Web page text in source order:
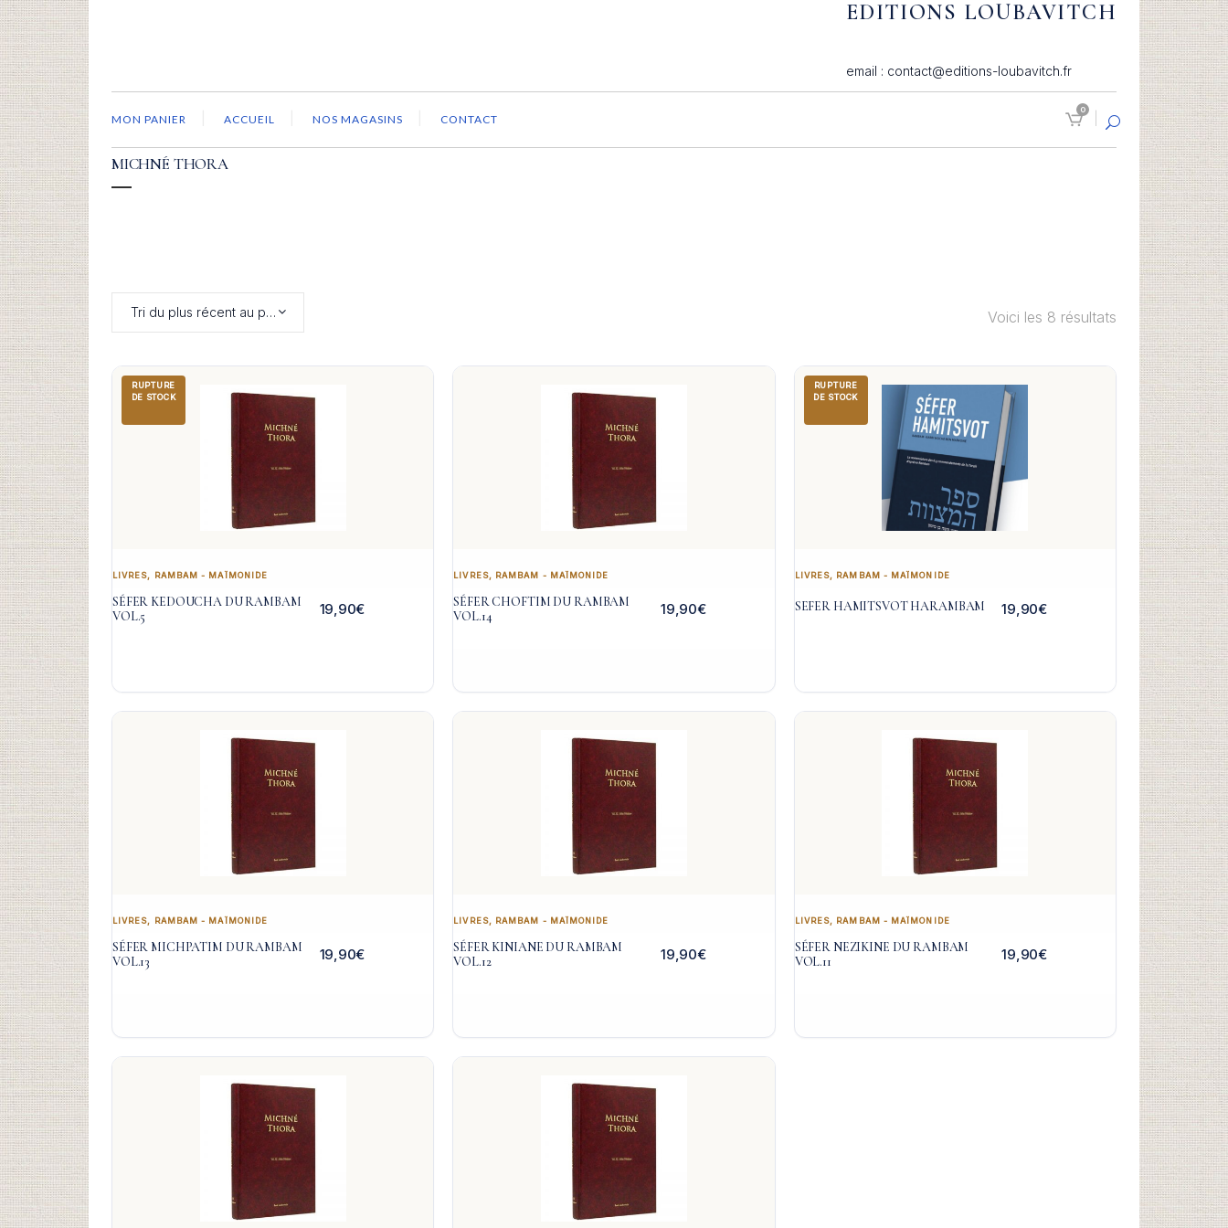
EDITIONS LOUBAVITCH
email : contact@editions-loubavitch.fr
MON PANIER ACCUEIL NOS MAGASINS CONTACT
0
MICHNÉ THORA
Voici les 8 résultats
Tri du plus récent au plus ancien
RUPTURE
DE STOCK
LIVRES, RAMBAM - MAÏMONIDE
SÉFER KEDOUCHA DU RAMBAM
VOL.5
19,90€
LIVRES, RAMBAM - MAÏMONIDE
SÉFER CHOFTIM DU RAMBAM
VOL.14
19,90€
RUPTURE
DE STOCK
LIVRES, RAMBAM - MAÏMONIDE
SEFER HAMITSVOT HARAMBAM 19,90€
LIVRES, RAMBAM - MAÏMONIDE
SÉFER MICHPATIM DU RAMBAM
VOL.13
19,90€
LIVRES, RAMBAM - MAÏMONIDE
SÉFER KINIANE DU RAMBAM
VOL.12
19,90€
LIVRES, RAMBAM - MAÏMONIDE
SÉFER NEZIKINE DU RAMBAM
VOL.11
19,90€